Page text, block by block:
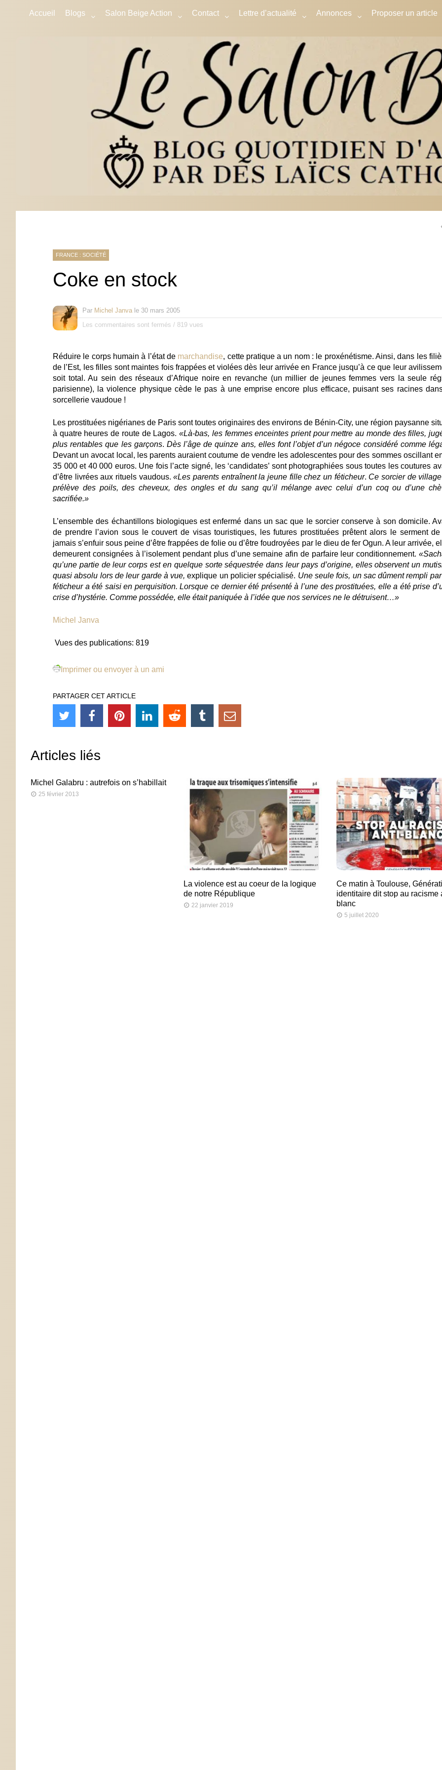
Accueil Blogs Salon Beige Action Contact Lettre d’actualité Annonces Proposer un article
FRANCE : SOCIÉTÉ
Coke en stock
Par Michel Janva le 30 mars 2005
Les commentaires sont fermés / 819 vues
Réduire le corps humain à l’état de marchandise, cette pratique a un nom : le proxénétisme. Ainsi, dans les
de l’Est, les filles sont maintes fois frappées et violées dès leur arrivée en France jusqu’à ce que leur
soit total. Au sein des réseaux d’Afrique noire en revanche (un millier de jeunes femmes vers la seule
parisienne), la violence physique cède le pas à une emprise encore plus efficace, puisant ses racines
sorcellerie vaudoue !
Les prostituées nigérianes de Paris sont toutes originaires des environs de Bénin-City, une région paysanne
à quatre heures de route de Lagos.«Là-bas, les femmes enceintes prient pour mettre au monde des filles,
plus rentables que les garçons. Dès l’âge de quinze ans, elles font l’objet d’un négoce considéré comme
Devant un avocat local, les parents auraient coutume de vendre les adolescentes pour des sommes oscillant
35 000 et 40 000 euros. Une fois l’acte signé, les ‘candidates’ sont photographiées sous toutes les coutures
d’être livrées aux rituels vaudous.«Les parents entraînent la jeune fille chez un féticheur. Ce sorcier de
prélève des poils, des cheveux, des ongles et du sang qu’il mélange avec celui d’un coq ou d’une
sacrifiée.»
L’ensemble des échantillons biologiques est enfermé dans un sac que le sorcier conserve à son domicile.
de prendre l’avion sous le couvert de visas touristiques, les futures prostituées prêtent alors le serment
jamais s’enfuir sous peine d’être frappées de folie ou d’être foudroyées par le dieu de fer Ogun. A leur arrivée,
demeurent consignées à l’isolement pendant plus d’une semaine afin de parfaire leur conditionnement.
qu’une partie de leur corps est en quelque sorte séquestrée dans leur pays d’origine, elles observent un
quasi absolu lors de leur garde à vue,explique un policier spécialisé. Une seule fois, un sac dûment rempli
féticheur a été saisi en perquisition. Lorsque ce dernier été présenté à l’une des prostituées, elle a été prise
crise d’hystérie. Comme possédée, elle était paniquée à l’idée que nos services ne le détruisent…»
Michel Janva
Vues des publications: 819
Imprimer ou envoyer à un ami
PARTAGER CET ARTICLE
Articles liés
Michel Galabru : autrefois on s’habillait
25 février 2013
La violence est au coeur de la logique
de notre République
22 janvier 2019
Ce matin à Toulouse,
identitaire dit stop au racisme
blanc
5 juillet 2020